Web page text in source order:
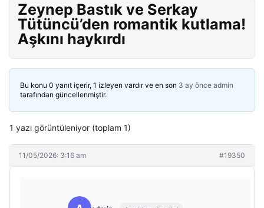
Zeynep Bastık ve Serkay
Tütüncü’den romantik kutlama!
Aşkını haykırdı
Bu konu 0 yanıt içerir, 1 izleyen vardır ve en son 3 ay önce admin
tarafından güncellenmiştir.
1 yazı görüntüleniyor (toplam 1)
11/05/2026: 3:16 am #19350